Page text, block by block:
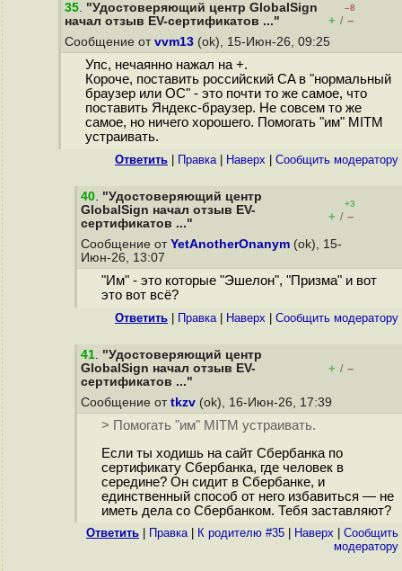
35. "Удостоверяющий центр GlobalSign
начал отзыв EV-сертификатов ..."
–8
+ / –
Сообщение от vvm13 (ok), 15-Июн-26, 09:25
Упс, нечаянно нажал на +.
Короче, поставить российский CA в "нормальный
браузер или ОС" - это почти то же самое, что
поставить Яндекс-браузер. Не совсем то же
самое, но ничего хорошего. Помогать "им" MITM
устраивать.
Ответить Правка| Наверх Cообщить модератору
40. "Удостоверяющий центр
GlobalSign начал отзыв EV-
сертификатов ..."
+3
+ / –
Сообщение от YetAnotherOnanym (ok), 15-
Июн-26, 13:07
"Им" - это которые "Эшелон", "Призма" и вот
это вот всё?
Ответить Правка| Наверх Cообщить модератору
41. "Удостоверяющий центр
GlobalSign начал отзыв EV-
сертификатов ..."
+ / –
Сообщение от tkzv (ok), 16-Июн-26, 17:39
> Помогать "им" MITM устраивать.
Если ты ходишь на сайт Сбербанка по
сертификату Сбербанка, где человек в
середине? Он сидит в Сбербанке, и
единственный способ от него избавиться — не
иметь дела со Сбербанком. Тебя заставляют?
Ответить Правка| К родителю #35 Наверх
Cообщить
модератору